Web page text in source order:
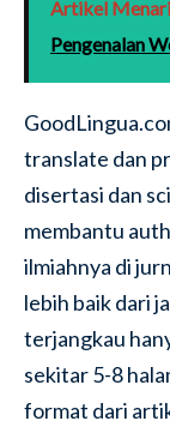
Artikel
Pengenalan
translate dan
disertasi dan
membantu
ilmiahnya di
lebih baik dari
terjangkau
sekitar 5-8
format dari